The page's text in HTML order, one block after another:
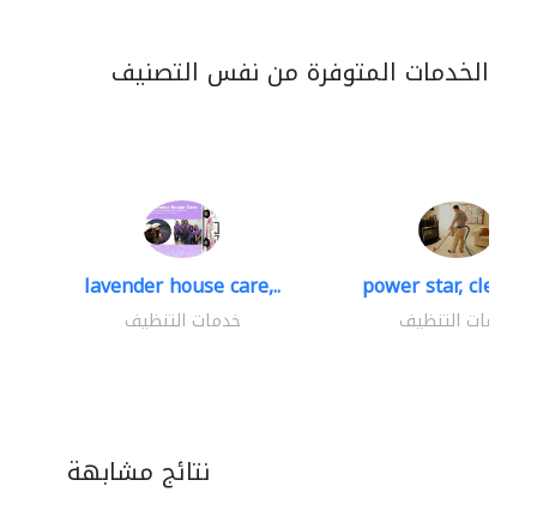
الخدمات المتوفرة من نفس التصنيف
lavender house care,..
خدمات التنظيف
power star,
خدمات التنظيف
نتائج مشابهة